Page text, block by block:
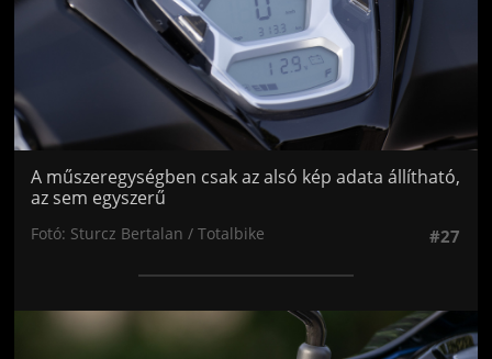
A műszeregységben csak az alsó kép adata állítható,
az sem egyszerű
Fotó: Sturcz Bertalan / Totalbike #27
Jön még kép!